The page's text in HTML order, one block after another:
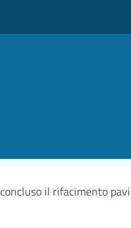
il rifacimento